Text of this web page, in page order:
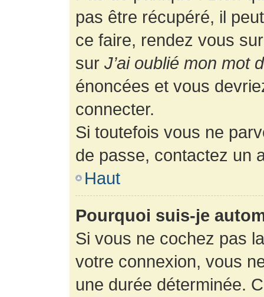
pas être récupéré, il
ce faire, rendez vous
sur J’ai oublié mon mot
énoncées et vous
connecter.
Si toutefois vous ne
de passe, contactez un
Haut
Pourquoi suis-je
Si vous ne cochez pas
votre connexion, vous
une durée déterminée.